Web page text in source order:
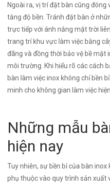
Ngoài ra, vị trí đặt bàn cũng
tăng độ bền. Tránh đặt bàn ở
trực tiếp với ánh nắng mặt trời
trang trí khu vực làm việc bằng
đãng và đồng thời bảo vệ bề
môi trường. Khi hiểu rõ các cách
bàn làm việc inox không chỉ bền
minh cho không gian làm việc
Những mẫu
hiện nay
Tuy nhiên, sự bền bỉ của bàn
phụ thuộc vào quy trình sản xuất